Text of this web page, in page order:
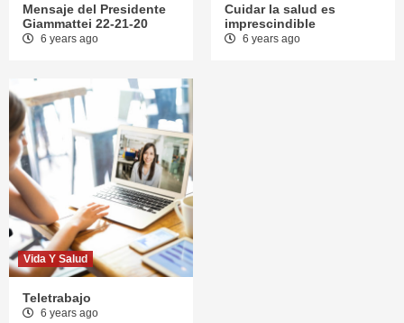
Mensaje del Presidente
Giammattei 22-21-20
6 years ago
Cuidar la salud es
imprescindible
6 years ago
Vida Y Salud
Teletrabajo
6 years ago